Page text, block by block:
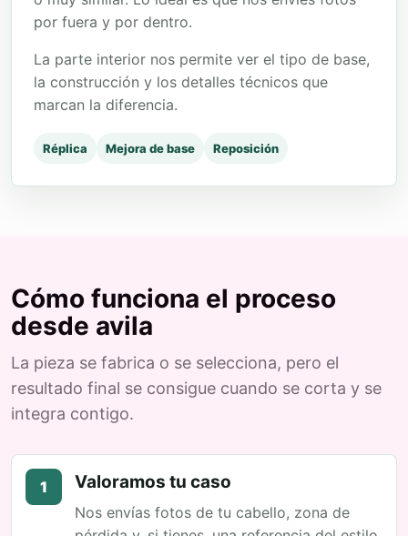
por fuera y por dentro.
La parte interior nos permite ver el tipo de base,
la construcción y los detalles técnicos que
marcan la diferencia.
Réplica Mejora de base Reposición
Cómo funciona el proceso
desde avila
La pieza se fabrica o se selecciona, pero el
resultado final se consigue cuando se corta y se
integra contigo.
1 Valoramos tu caso
Nos envías fotos de tu cabello, zona de